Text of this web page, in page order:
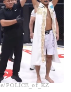
POLICE_of_KZ